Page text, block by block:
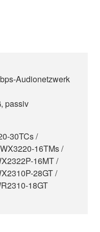
Audionetzwerk
passiv
30TCs /
16TMs /
16MT /
28GT /
18GT